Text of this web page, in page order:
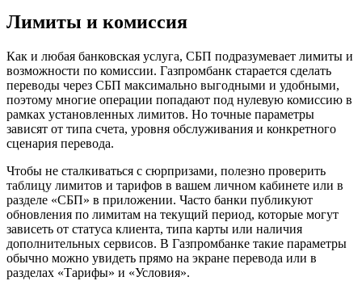
Лимиты и комиссия
Как и любая банковская услуга, СБП подразумевает лимиты и
возможности по комиссии. Газпромбанк старается сделать
переводы через СБП максимально выгодными и удобными,
поэтому многие операции попадают под нулевую комиссию в
рамках установленных лимитов. Но точные параметры
зависят от типа счета, уровня обслуживания и конкретного
сценария перевода.
Чтобы не сталкиваться с сюрпризами, полезно проверить
таблицу лимитов и тарифов в вашем личном кабинете или в
разделе «СБП» в приложении. Часто банки публикуют
обновления по лимитам на текущий период, которые могут
зависеть от статуса клиента, типа карты или наличия
дополнительных сервисов. В Газпромбанке такие параметры
обычно можно увидеть прямо на экране перевода или в
разделах «Тарифы» и «Условия».